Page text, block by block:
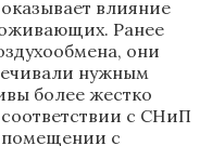
влияние
Ранее
они
нужным
более жестко
с СНиП
помещении с